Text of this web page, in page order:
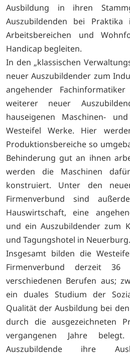
Ausbildung in ihren
Auszubildenden bei Praktika
Arbeitsbereichen und
Handicap begleiten.
In den „klassischen
neuer Auszubildender zum
angehender
weiterer neuer
hauseigenen Maschinen-
Westeifel Werke. Hier
Produktionsbereiche so
Behinderung gut an ihnen
werden die Maschinen
konstruiert. Unter den
Firmenverbund sind
Hauswirtschaft, eine
und ein Auszubildender zum
und Tagungshotel in Neuerburg.
Insgesamt bilden die
Firmenverbund derzeit
verschiedenen Berufen aus;
ein duales Studium der
Qualität der Ausbildung bei
durch die ausgezeichneten
vergangenen Jahre
Auszubildende ihre